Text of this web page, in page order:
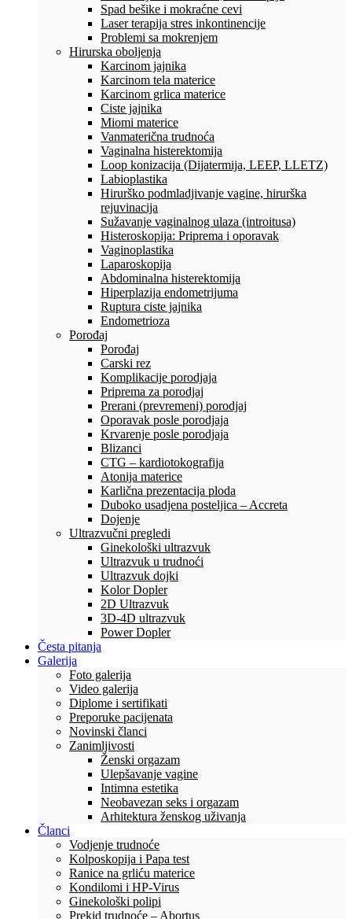
Spad bešike i mokraćne cevi
Laser terapija stres inkontinencije
Problemi sa mokrenjem
Hirurska oboljenja
Karcinom jajnika
Karcinom tela materice
Karcinom grlica materice
Ciste jajnika
Miomi materice
Vanmaterična trudnoća
Vaginalna histerektomija
Loop konizacija (Dijatermija, LEEP, LLETZ)
Labioplastika
Hirurško podmladjivanje vagine, hirurška
rejuvinacija
Sužavanje vaginalnog ulaza (introitusa)
Histeroskopija: Priprema i oporavak
Vaginoplastika
Laparoskopija
Abdominalna histerektomija
Hiperplazija endometrijuma
Ruptura ciste jajnika
Endometrioza
Porođaj
Porođaj
Carski rez
Komplikacije porodjaja
Priprema za porodjaj
Prerani (prevremeni) porodjaj
Oporavak posle porodjaja
Krvarenje posle porodjaja
Blizanci
CTG – kardiotokografija
Atonija materice
Karlična prezentacija ploda
Duboko usadjena posteljica – Accreta
Dojenje
Ultrazvučni pregledi
Ginekološki ultrazvuk
Ultrazvuk u trudnoći
Ultrazvuk dojki
Kolor Dopler
2D Ultrazvuk
3D-4D ultrazvuk
Power Dopler
Česta pitanja
Galerija
Foto galerija
Video galerija
Diplome i sertifikati
Preporuke pacijenata
Novinski članci
Zanimljivosti
Ženski orgazam
Ulepšavanje vagine
Intimna estetika
Neobavezan seks i orgazam
Arhitektura ženskog uživanja
Članci
Vodjenje trudnoće
Kolposkopija i Papa test
Ranice na grliću materice
Kondilomi i HP-Virus
Ginekološki polipi
Prekid trudnoće – Abortus